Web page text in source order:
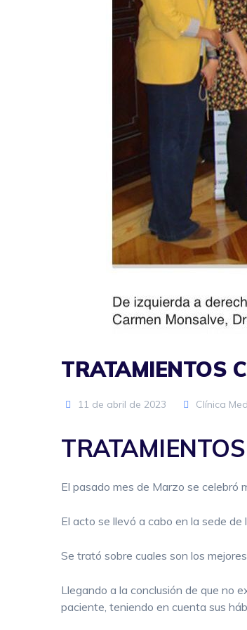
TRATAMIENTOS
11 de abril de 2023 Clínica
El pasado mes de Marzo se celebró
El acto se llevó a cabo en la sede
Se trató sobre cuales son los
Llegando a la conclusión de que no
paciente, teniendo en cuenta sus